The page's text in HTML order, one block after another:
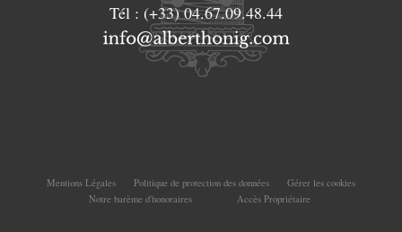
Tél : (+33) 04.67.09.48.44
Mentions Légales Politique de protection des données
Gérer les cookies
Notre barème d'honoraires
Accès Propriétaire